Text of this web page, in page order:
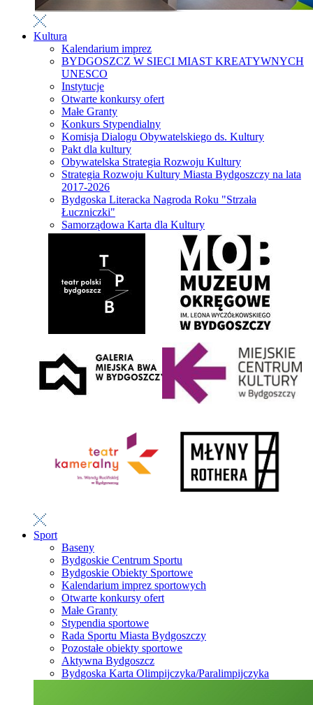
Kultura
Kalendarium imprez
BYDGOSZCZ W SIECI MIAST KREATYWNYCH
UNESCO
Instytucje
Otwarte konkursy ofert
Małe Granty
Konkurs Stypendialny
Komisja Dialogu Obywatelskiego ds. Kultury
Pakt dla kultury
Obywatelska Strategia Rozwoju Kultury
Strategia Rozwoju Kultury Miasta Bydgoszczy na lata
2017-2026
Bydgoska Literacka Nagroda Roku "Strzała
Łuczniczki"
Samorządowa Karta dla Kultury
Sport
Baseny
Bydgoskie Centrum Sportu
Bydgoskie Obiekty Sportowe
Kalendarium imprez sportowych
Otwarte konkursy ofert
Małe Granty
Stypendia sportowe
Rada Sportu Miasta Bydgoszczy
Pozostałe obiekty sportowe
Aktywna Bydgoszcz
Bydgoska Karta Olimpijczyka/Paralimpijczyka